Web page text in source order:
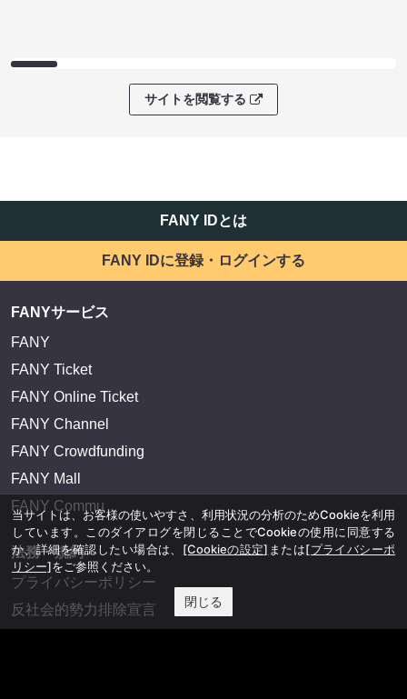
サイトを閲覧する
FANY IDとは
FANY IDに登録・ログインする
FANYサービス
FANY
FANY Ticket
FANY Online Ticket
FANY Channel
FANY Crowdfunding
FANY Mall
FANY Commu
法務・規約
プライバシーポリシー
反社会的勢力排除宣言
当サイトは、お客様の使いやすさ、利用状況の分析のためCookieを利用
しています。このダイアログを閉じることでCookieの使用に同意する
か、詳細を確認したい場合は、 [Cookieの設定] または[プライバシーポ
リシー]をご参照ください。
閉じる